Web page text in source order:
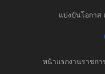
แบ่งปันโอกาส
หน้าแรกงานราชกา